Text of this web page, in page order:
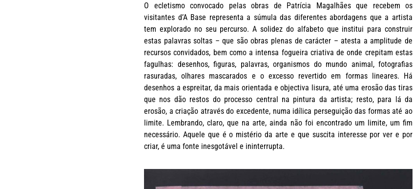
O ecletismo convocado pelas obras de Patrícia Magalhães que recebem os
visitantes d’A Base representa a súmula das diferentes abordagens que a artista
tem explorado no seu percurso. A solidez do alfabeto que institui para construir
estas palavras soltas – que são obras plenas de carácter – atesta a amplitude de
recursos convidados, bem como a intensa fogueira criativa de onde crepitam estas
fagulhas: desenhos, figuras, palavras, organismos do mundo animal, fotografias
rasuradas, olhares mascarados e o excesso revertido em formas lineares. Há
desenhos a espreitar, da mais orientada e objectiva lisura, até uma erosão das tiras
que nos dão restos do processo central na pintura da artista; resto, para lá da
erosão, a criação através do excedente, numa idílica perseguição das formas até ao
limite. Lembrando, claro, que na arte, ainda não foi encontrado um limite, um fim
necessário. Aquele que é o mistério da arte e que suscita interesse por ver e por
criar, é uma fonte inesgotável e ininterrupta.